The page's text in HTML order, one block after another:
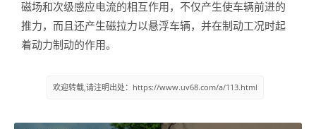
磁场和次级感应电流的相互作用，不仅产生使车辆前进的
推力，而且还产生磁拉力以悬浮车辆，并在制动工况时起
着动力制动的作用。
欢迎转载,请注明出处：https://www.uv68.com/a/113.html